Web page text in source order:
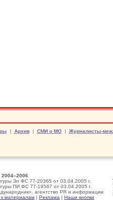
| Архив| СМИ о МО| Журналисты-
Эл ФС 77-20365 от 03.04.2005 г.
ПИ ФС 77-19567 от 03.04.2005 г.
агентство PR и информации
к материалам | Реклама | Наши кнопки